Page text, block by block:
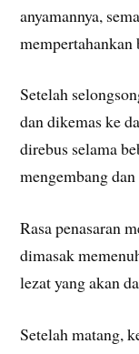
anyamannya,
mempertahankan
Setelah
dan dikemas ke
direbus selama
mengembang
Rasa penasaran
dimasak
lezat yang akan
Setelah matang,